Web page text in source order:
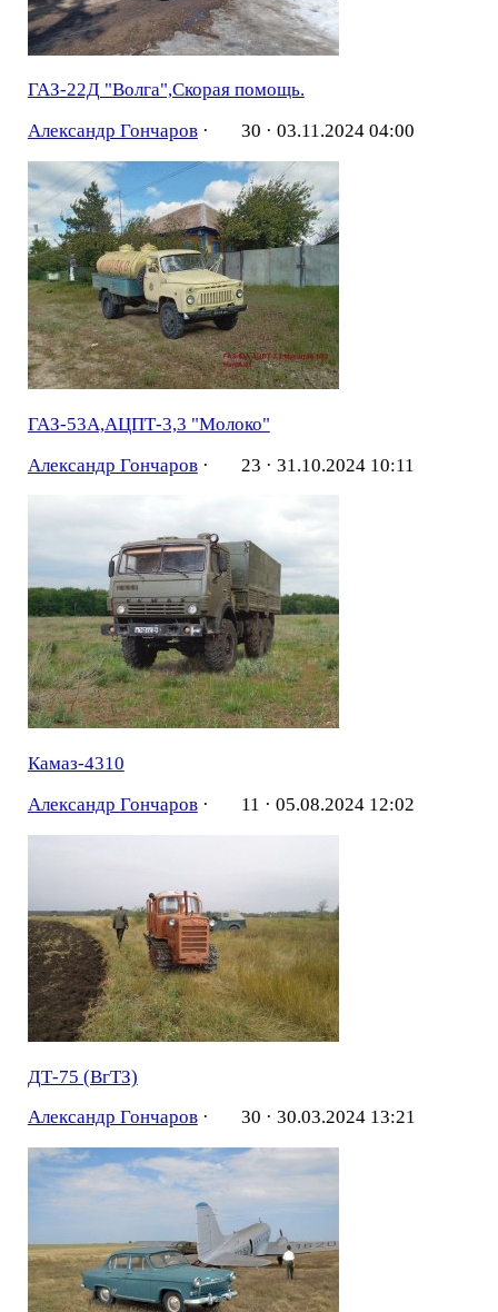
ГАЗ-22Д "Волга",Скорая помощь.
Александр Гончаров· 30 · 03.11.2024 04:00
ГАЗ-53А,АЦПТ-3,3 "Молоко"
Александр Гончаров· 23 · 31.10.2024 10:11
Камаз-4310
Александр Гончаров· 11 · 05.08.2024 12:02
ДТ-75 (ВгТЗ)
Александр Гончаров· 30 · 30.03.2024 13:21